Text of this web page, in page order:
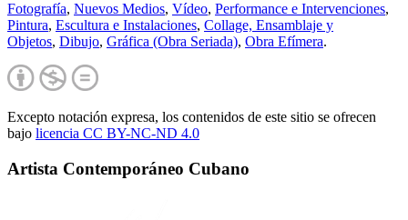
Fotografía, Nuevos Medios, Vídeo, Performance e Intervenciones,
Pintura, Escultura e Instalaciones, Collage, Ensamblaje y
Objetos, Dibujo, Gráfica (Obra Seriada), Obra Efímera.
Excepto notación expresa, los contenidos de este sitio se ofrecen
bajo licencia CC BY-NC-ND 4.0
Artista Contemporáneo Cubano